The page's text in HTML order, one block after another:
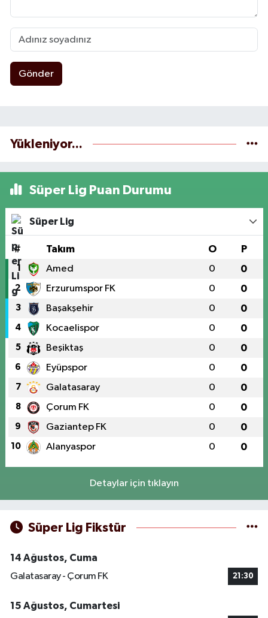
Gönder
Yükleniyor...
Süper Lig Puan Durumu
Süper Lig
# Takım O P
1 Amed 0 0
2 Erzurumspor FK 0 0
3 Başakşehir 0 0
4 Kocaelispor 0 0
5 Beşiktaş 0 0
6 Eyüpspor 0 0
7 Galatasaray 0 0
8 Çorum FK 0 0
9 Gaziantep FK 0 0
10 Alanyaspor 0 0
Detaylar için tıklayın
Süper Lig Fikstür
14 Ağustos, Cuma
Galatasaray - Çorum FK
21:30
15 Ağustos, Cumartesi